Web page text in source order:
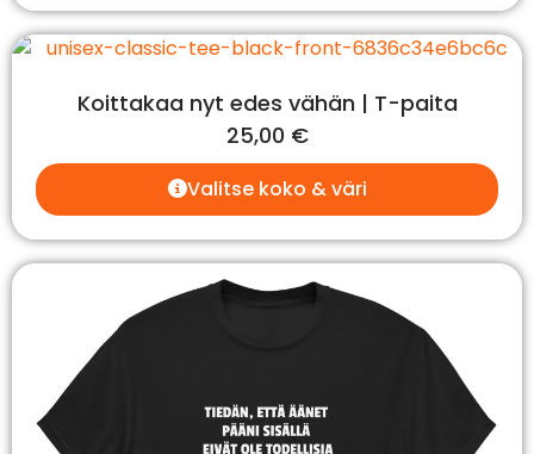
Koittakaa nyt edes vähän | T-paita
25,00 €
Valitse koko & väri